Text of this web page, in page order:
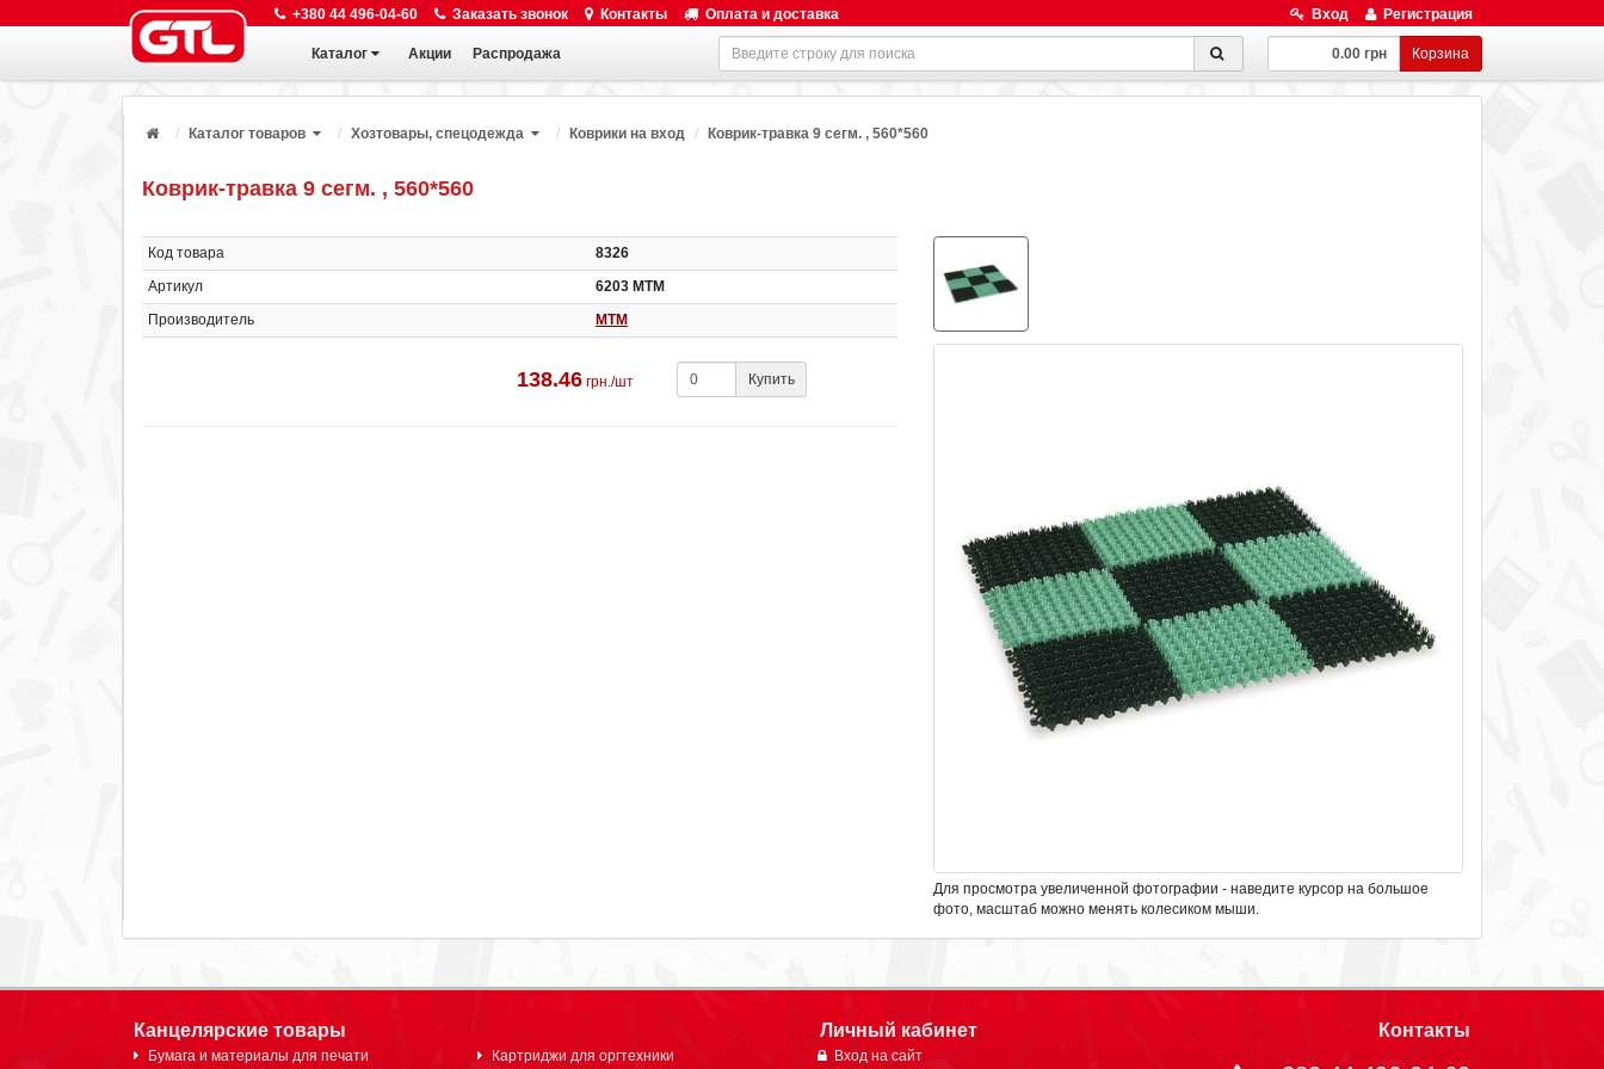
+380 44 496-04-60 Заказать звонок Контакты Оплата и доставка Вход Регистрация
Каталог Акции Распродажа 0.00 грн Корзина
Каталог товаров Хозтовары, спецодежда Коврики на вход Коврик-травка 9 сегм. , 560*560
Коврик-травка 9 сегм. , 560*560
Код товара
8326
Артикул
6203 МТМ
Производитель
MTM
138.46 грн./шт Купить
Для просмотра увеличенной фотографии - наведите курсор на большое
фото, масштаб можно менять колесиком мыши.
Канцелярские товары
Бумага и материалы для печати
Картриджи для оргтехники
Личный кабинет
Вход на сайт
Контакты